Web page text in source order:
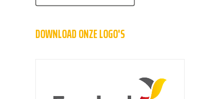
DOWNLOAD ONZE LOGO'S